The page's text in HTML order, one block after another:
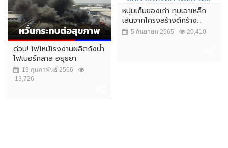
ด่วน! ไฟไหม้โรงงานผลิตถังน้ำ
ไฟเบอร์กลาส อยุธยา
19 กุมภาพันธ์ 2566
13,726
หนุ่มเก็บของเก่า ทุบเอาเหล็ก
เส้นจากโครงสร้างตึกร้าง...
5 กันยายน 2565 20,410